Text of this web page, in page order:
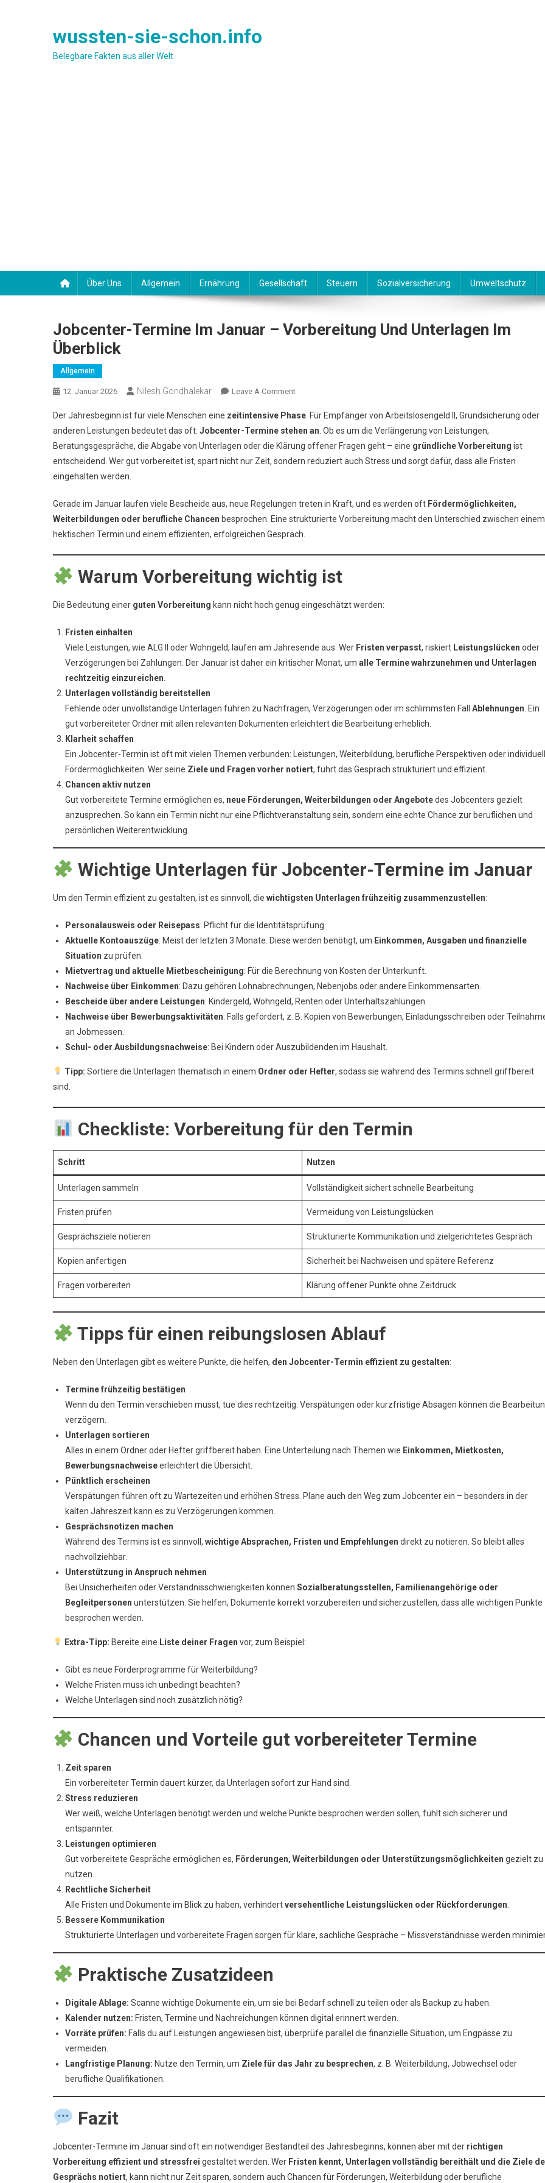
wussten-sie-schon.info
Belegbare Fakten aus aller Welt
Über Uns Allgemein Ernährung Gesellschaft Steuern Sozialversicherung Umweltschutz
Jobcenter-Termine Im Januar – Vorbereitung Und Unterlagen Im
Überblick
Allgemein
12. Januar 2026 Nilesh.gondhalekar Leave A CommentOn
Termine
Im
Januar
–
Unterlagen
Im
Überblick
Der Jahresbeginn ist für viele Menschen eine zeitintensive Phase . Für Empfänger von Arbeitslosengeld II, Grundsicherung oder
anderen Leistungen bedeutet das oft: Jobcenter-Termine stehen an . Ob es um die Verlängerung von Leistungen,
Beratungsgespräche, die Abgabe von Unterlagen oder die Klärung offener Fragen geht – eine gründliche Vorbereitung ist
entscheidend. Wer gut vorbereitet ist, spart nicht nur Zeit, sondern reduziert auch Stress und sorgt dafür, dass alle Fristen
eingehalten werden.
Gerade im Januar laufen viele Bescheide aus, neue Regelungen treten in Kraft, und es werden oft Fördermöglichkeiten,
Weiterbildungen oder berufliche Chancen besprochen. Eine strukturierte Vorbereitung macht den Unterschied zwischen einem
hektischen Termin und einem effizienten, erfolgreichen Gespräch.
Warum Vorbereitung wichtig ist
Die Bedeutung einer guten Vorbereitung kann nicht hoch genug eingeschätzt werden:
Fristen einhalten
Viele Leistungen, wie ALG II oder Wohngeld, laufen am Jahresende aus. Wer Fristen verpasst, riskiert Leistungslücken oder
Verzögerungen bei Zahlungen. Der Januar ist daher ein kritischer Monat, um alle Termine wahrzunehmen und Unterlagen
rechtzeitig einzureichen
Unterlagen vollständig bereitstellen
Fehlende oder unvollständige Unterlagen führen zu Nachfragen, Verzögerungen oder im schlimmsten Fall Ablehnungen . Ein
gut vorbereiteter Ordner mit allen relevanten Dokumenten erleichtert die Bearbeitung erheblich.
Klarheit schaffen
Ein Jobcenter-Termin ist oft mit vielen Themen verbunden: Leistungen, Weiterbildung, berufliche Perspektiven oder
Fördermöglichkeiten. Wer seine Ziele und Fragen vorher notiert, führt das Gespräch strukturiert und effizient.
Chancen aktiv nutzen
Gut vorbereitete Termine ermöglichen es, neue Förderungen, Weiterbildungen oder Angebotedes Jobcenters gezielt
anzusprechen. So kann ein Termin nicht nur eine Pflichtveranstaltung sein, sondern eine echte Chance zur beruflichen und
persönlichen Weiterentwicklung.
Wichtige Unterlagen für Jobcenter-Termine im Januar
Um den Termin effizient zu gestalten, ist es sinnvoll, die wichtigsten Unterlagen frühzeitig zusammenzustellen:
Personalausweis oder Reisepass: Pflicht für die Identitätsprüfung.
Aktuelle Kontoauszüge: Meist der letzten 3 Monate. Diese werden benötigt, um Einkommen, Ausgaben und finanzielle
Situation zu prüfen.
Mietvertrag und aktuelle Mietbescheinigung: Für die Berechnung von Kosten der Unterkunft.
Nachweise über Einkommen: Dazu gehören Lohnabrechnungen, Nebenjobs oder andere Einkommensarten.
Bescheide über andere Leistungen: Kindergeld, Wohngeld, Renten oder Unterhaltszahlungen.
Nachweise über Bewerbungsaktivitäten: Falls gefordert, z. B. Kopien von Bewerbungen, Einladungsschreiben oder
an Jobmessen.
Schul- oder Ausbildungsnachweise: Bei Kindern oder Auszubildenden im Haushalt.
Tipp: Sortiere die Unterlagen thematisch in einem Ordner oder Hefter, sodass sie während des Termins schnell griffbereit
sind.
Checkliste: Vorbereitung für den Termin
Schritt Nutzen
Unterlagen sammeln Vollständigkeit sichert schnelle Bearbeitung
Fristen prüfen Vermeidung von Leistungslücken
Gesprächsziele notieren Strukturierte Kommunikation und zielgerichtetes Gespräch
Kopien anfertigen Sicherheit bei Nachweisen und spätere Referenz
Fragen vorbereiten Klärung offener Punkte ohne Zeitdruck
Tipps für einen reibungslosen Ablauf
Neben den Unterlagen gibt es weitere Punkte, die helfen, den Jobcenter-Termin effizient zu gestalten:
Termine frühzeitig bestätigen
Wenn du den Termin verschieben musst, tue dies rechtzeitig. Verspätungen oder kurzfristige Absagen können die
verzögern.
Unterlagen sortieren
Alles in einem Ordner oder Hefter griffbereit haben. Eine Unterteilung nach Themen wie Einkommen, Mietkosten,
Bewerbungsnachweiseerleichtert die Übersicht.
Pünktlich erscheinen
Verspätungen führen oft zu Wartezeiten und erhöhen Stress. Plane auch den Weg zum Jobcenter ein – besonders in der
kalten Jahreszeit kann es zu Verzögerungen kommen.
Gesprächsnotizen machen
Während des Termins ist es sinnvoll, wichtige Absprachen, Fristen und Empfehlungen direkt zu notieren. So bleibt alles
nachvollziehbar.
Unterstützung in Anspruch nehmen
Bei Unsicherheiten oder Verständnisschwierigkeiten können Sozialberatungsstellen, Familienangehörige oder
Begleitpersonen unterstützen. Sie helfen, Dokumente korrekt vorzubereiten und sicherzustellen, dass alle wichtigen Punkte
besprochen werden.
Extra-Tipp: Bereite eine Liste deiner Fragen vor, zum Beispiel:
Gibt es neue Förderprogramme für Weiterbildung?
Welche Fristen muss ich unbedingt beachten?
Welche Unterlagen sind noch zusätzlich nötig?
Chancen und Vorteile gut vorbereiteter Termine
Zeit sparen
Ein vorbereiteter Termin dauert kürzer, da Unterlagen sofort zur Hand sind.
Stress reduzieren
Wer weiß, welche Unterlagen benötigt werden und welche Punkte besprochen werden sollen, fühlt sich sicherer und
entspannter.
Leistungen optimieren
Gut vorbereitete Gespräche ermöglichen es, Förderungen, Weiterbildungen oder Unterstützungsmöglichkeiten gezielt zu
nutzen.
Rechtliche Sicherheit
Alle Fristen und Dokumente im Blick zu haben, verhindertversehentliche Leistungslücken oder Rückforderungen
Bessere Kommunikation
Strukturierte Unterlagen und vorbereitete Fragen sorgen für klare, sachliche Gespräche – Missverständnisse werden
Praktische Zusatzideen
Digitale Ablage: Scanne wichtige Dokumente ein, um sie bei Bedarf schnell zu teilen oder als Backup zu haben.
Kalender nutzen: Fristen, Termine und Nachreichungen können digital erinnert werden.
Vorräte prüfen: Falls du auf Leistungen angewiesen bist, überprüfe parallel die finanzielle Situation, um Engpässe zu
vermeiden.
Langfristige Planung: Nutze den Termin, um Ziele für das Jahr zu besprechen, z. B. Weiterbildung, Jobwechsel oder
berufliche Qualifikationen.
Fazit
Jobcenter-Termine im Januar sind oft ein notwendiger Bestandteil des Jahresbeginns, können aber mit der richtigen
Vorbereitung effizient und stressfrei gestaltet werden. Wer Fristen kennt, Unterlagen vollständig bereithält und die Ziele
Gesprächs notiert, kann nicht nur Zeit sparen, sondern auch Chancen für Förderungen, Weiterbildung oder berufliche